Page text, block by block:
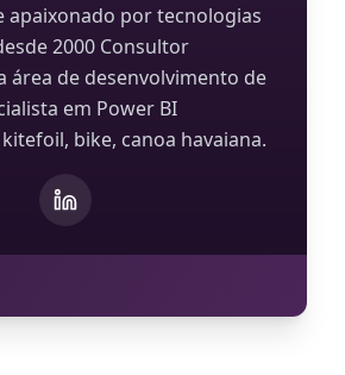
apaixonado por tecnologias
2000 Consultor
área de desenvolvimento de
em Power BI
bike, canoa havaiana.